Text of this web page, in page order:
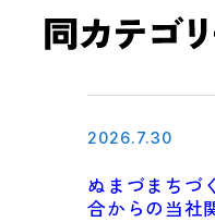
2026.7.30
ぬまづまちづ
合からの当社